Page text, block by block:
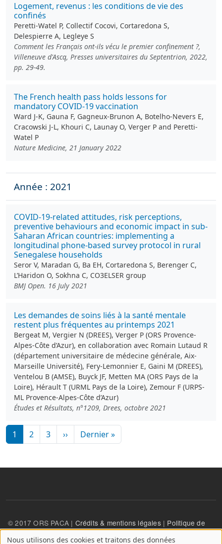
Logement, revenus : les conditions de vie des
confinés
Peretti-Watel P, Collectif Cocovi, Cortaredona S,
Delespierre A, Legleye S
Comment les Français ont-ils vécu le premier confinement ?,
Villeneuve d'Ascq, Presses universitaires du Septentrion, 2022,
pp. 29-49.
The French health pass holds lessons for
mandatory COVID-19 vaccination
Ward J-K, Gauna F, Gagneux-Brunon A, Botelho-Nevers E,
Cracowski J-L, Khouri C, Launay O, Verger P and Peretti-
Watel P
Nature Medicine, 21 January 2022
Année : 2021
COVID-19-related attitudes, risk perceptions,
preventive behaviours and economic impact in sub-
Saharan African countries: implementing a
longitudinal phone-based survey protocol in rural
Senegalese households
Seror V, Maradan G, Ba EH, Cortaredona S, Berenger C,
L’Haridon O, Sokhna C, CO3ELSER group
BMJ Open. 16 July 2021
Les demandes de soins liés à la santé mentale
restent plus fréquentes au printemps 2021
Bergeat M, Vergier N (DREES), Verger P (ORS Provence-
Alpes-Côte d’Azur), en collaboration avec Romain Lutaud R
(département universitaire de médecine générale, Aix-
Marseille Université), Fery-Lemonnier E, Gaini M (DREES),
Ventelou B (AMSE), Buyck JF, Metten MA (ORS Pays de la
Loire), Hérault T (URML Pays de la Loire), Zemour F (URPS-
ML Provence-Alpes-Côte d’Azur)
Études et Résultats, n°1209, Drees, octobre 2021
Pagination
1 2 3 ››Page suivante
Dernier »Dernière page
© 2017 ORS PACA | Crédits & mentions légales| Politique de
confidentialité
Nous utilisons des cookies et traitons des données